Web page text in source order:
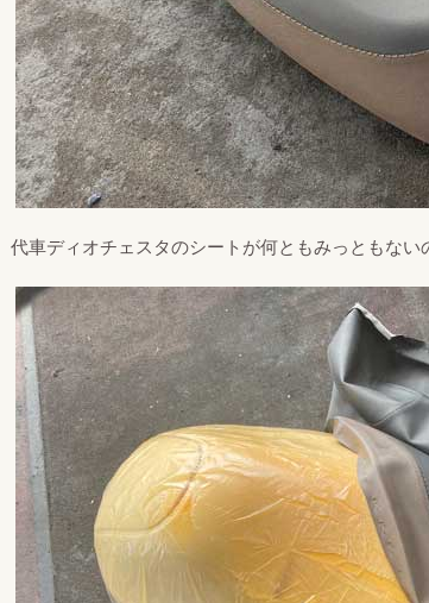
代車ディオチェスタのシートが何ともみっともない